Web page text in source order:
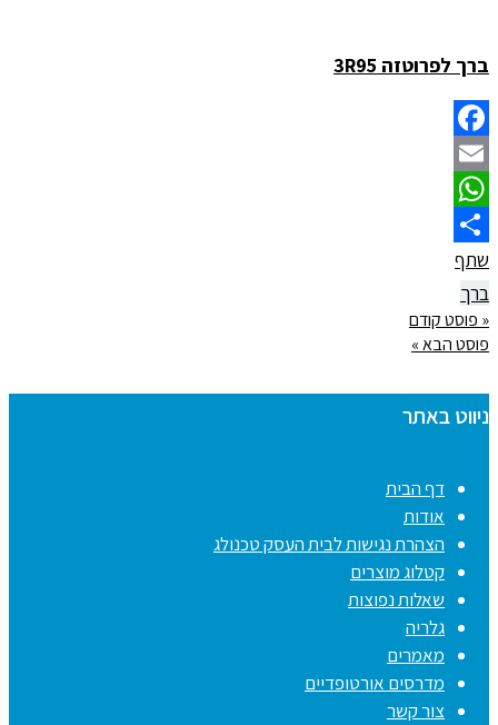
ברך לפרוטזה 3R95
Facebook
Email
WhatsApp
שתף
ברך
« פוסט קודם
פוסט הבא »
ניווט באתר
דף הבית
אודות
הצהרת נגישות לבית העסק טכנולג
קטלוג מוצרים
שאלות נפוצות
גלריה
מאמרים
מדרסים אורטופדיים
צור קשר